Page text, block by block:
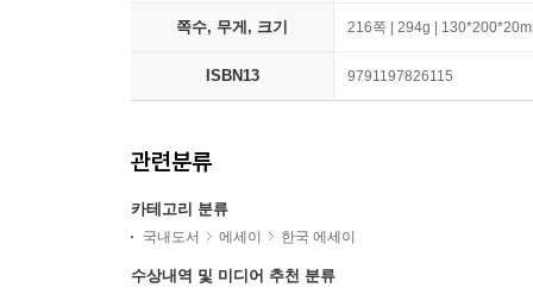
쪽수, 무게, 크기 216쪽 | 294g |
ISBN13 9791197826115
관련분류
카테고리 분류
국내도서 에세이 한국 에세이
수상내역 및 미디어 추천 분류